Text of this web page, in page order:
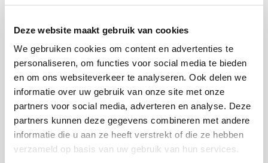
Deze website maakt gebruik van cookies
We gebruiken cookies om content en advertenties te
personaliseren, om functies voor social media te bieden
en om ons websiteverkeer te analyseren. Ook delen we
informatie over uw gebruik van onze site met onze
partners voor social media, adverteren en analyse. Deze
partners kunnen deze gegevens combineren met andere
informatie die u aan ze heeft verstrekt of die ze hebben
verzameld op basis van uw gebruik van hun services.
Plaats een review
Bekijk alle reviews
Vergelijkbare uitjes